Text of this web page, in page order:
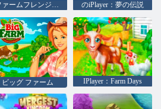
ファームフレンジー2 のiPlayer：夢の伝説
ビッグ ファーム IPlayer：Farm Days